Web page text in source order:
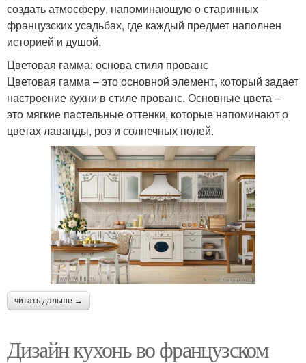
создать атмосферу, напоминающую о старинных
французских усадьбах, где каждый предмет наполнен
историей и душой.
Цветовая гамма: основа стиля прованс
Цветовая гамма – это основной элемент, который задает
настроение кухни в стиле прованс. Основные цвета –
это мягкие пастельные оттенки, которые напоминают о
цветах лаванды, роз и солнечных полей.
читать дальше →
Дизайн кухонь во французском